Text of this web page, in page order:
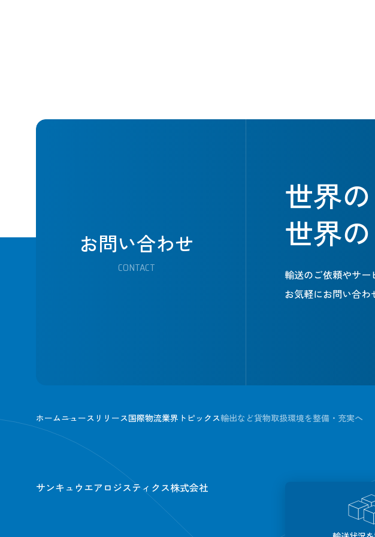
お問い合わせ
CONTACT
世界
世界
輸送のご依頼やサー
お気軽にお問い合わ
ホームニュースリリース国際物流業界トピックス輸出など貨物取扱環境を整備・充実へ
サンキュウエアロジスティクス株式会社